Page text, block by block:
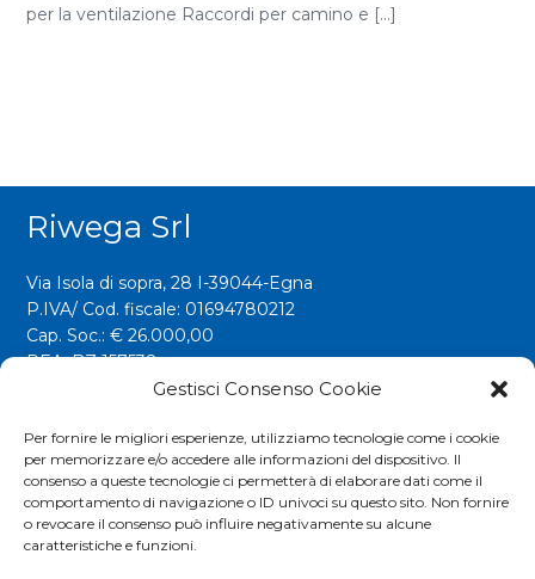
Gestisci Consenso Cookie
Per fornire le migliori esperienze, utilizziamo tecnologie come i cookie
per memorizzare e/o accedere alle informazioni del dispositivo. Il
consenso a queste tecnologie ci permetterà di elaborare dati come il
comportamento di navigazione o ID univoci su questo sito. Non fornire
o revocare il consenso può influire negativamente su alcune
caratteristiche e funzioni.
per la ventilazione Raccordi per camino e [...]
Riwega Srl
Via Isola di sopra, 28 I-39044-Egna
P.IVA/ Cod. fiscale: 01694780212
Cap. Soc.: € 26.000,00
REA: BZ 157538
info@riwega.com
Tel.+39 0471 827500
Social